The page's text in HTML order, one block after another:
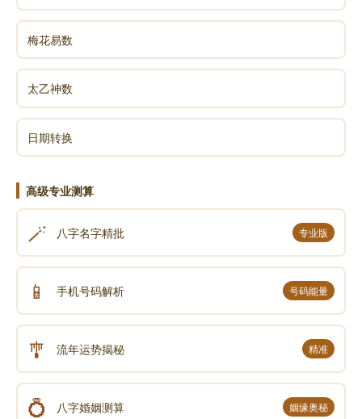
《易经》第三十五卦 晋 火地晋 离上坤下
《易经》第三十六卦 明夷 地火明夷 坤上离下
《易经》第三十七卦 家人 风火家人 巽上离下
《易经》第三十九卦 蹇 水山蹇 坎上艮下
《易经》第四十卦 解 雷水解 震上坎下
《易经》第四十一卦 损 山泽损 艮上兑下
《易经》第四十二卦 益 风雷益 巽上震下
《易经》第四十三卦 夬 泽天夬 兑上乾下
梅花易数
太乙神数
日期转换
高级专业测算
🪄 八字名字精批 专业版
📱 手机号码解析 号码能量
🎐 流年运势揭秘 精准
💍 八字婚姻测算 姻缘奥秘